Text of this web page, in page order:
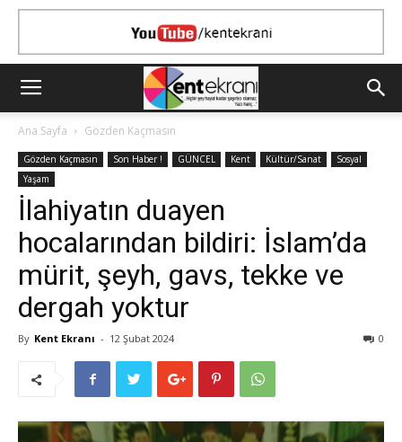
Ana Sayfa Gözden Kaçmasın
Gözden Kaçmasın Son Haber ! GÜNCEL Kent Kültür/Sanat
Sosyal
Yaşam
İlahiyatın duayen
hocalarından bildiri: İslam’da
mürit, şeyh, gavs, tekke ve
dergah yoktur
By Kent Ekranı - 12 Şubat 2024 0